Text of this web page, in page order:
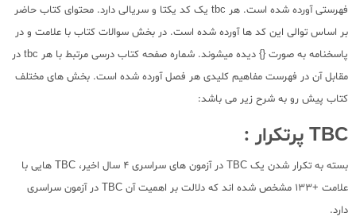
فهرستی آورده شده است. هر tbc یک کد یکتا و سریالی دارد. محتوای کتاب حاضر
بر اساس توالی این کد ها آورده شده است. در بخش سوالات کتاب با علامت و در
پاسخنامه به صورت {} دیده میشوند. شماره صفحه کتاب درسی مرتبط با هر tbc در
مقابل آن در فهرست مفاهیم کلیدی هر فصل آورده شده است. بخش های مختلف
کتاب پیش رو به شرح زیر می باشد:
TBC پرتکرار :
بسته به تکرار شدن یک TBC در آزمون های سراسری 4 سال اخیر، TBC هایی با
علامت +133 مشخص شده اند که دلالت بر اهمیت آن TBC در آزمون سراسری
دارد.